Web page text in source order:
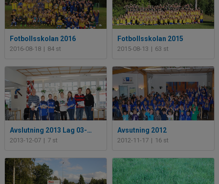
Fotbollsskolan 2016
2016-08-18 | 84 st
Fotbollsskolan 2015
2015-08-13 | 63 st
Avslutning 2013 Lag 03-98
2013-12-07 | 7 st
Avsutning 2012
2012-11-17 | 16 st